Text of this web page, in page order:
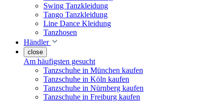
Swing Tanzkleidung
Tango Tanzkleidung
Line Dance Kleidung
Tanzhosen
Händler
close
Am häufigsten gesucht
Tanzschuhe in München kaufen
Tanzschuhe in Köln kaufen
Tanzschuhe in Nürnberg kaufen
Tanzschuhe in Freiburg kaufen